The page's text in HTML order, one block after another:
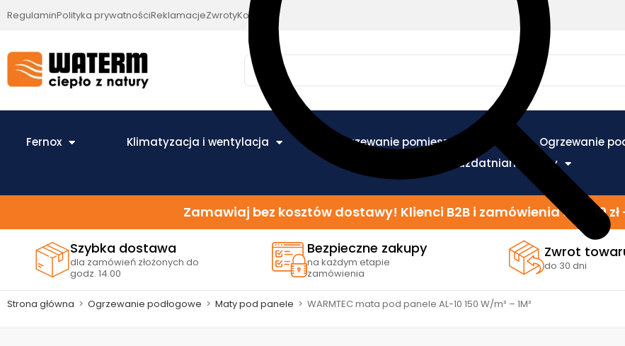
RegulaminPolityka prywatnościReklamacjeZwrotyKontakt
Fernox Klimatyzacja i wentylacja Ogrzewanie pomieszczeń Ogrzewanie
Ogrzewanie i uzdatnianie wody
Zamawiaj bez kosztów dostawy! Klienci B2B i zamówienia od 299
Szybka dostawa
dla zamówień złożonych do
godz. 14.00
Bezpieczne zakupy
na każdym etapie
zamówienia
Zwrot
do 30 dni
Strona główna > Ogrzewanie podłogowe > Maty pod panele > WARMTEC mata pod panele AL-10 150 W/m² – 1M²